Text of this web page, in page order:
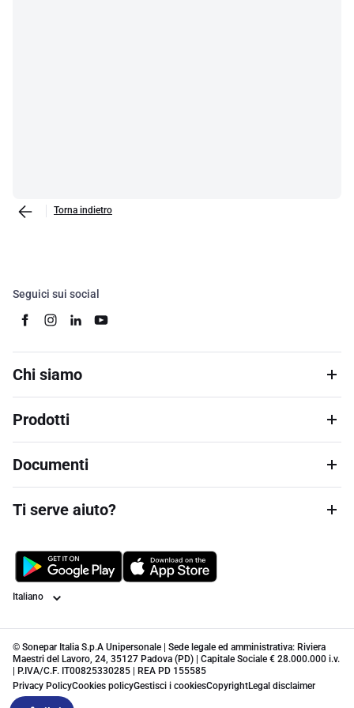
Torna indietro
Seguici sui social
Chi siamo
Prodotti
Documenti
Ti serve aiuto?
Lingua
© Sonepar Italia S.p.A Unipersonale | Sede legale ed amministrativa: Riviera
Maestri del Lavoro, 24, 35127 Padova (PD) | Capitale Sociale € 28.000.000 i.v.
| P.IVA/C.F. IT00825330285 | REA PD 155585
Privacy PolicyCookies policyGestisci i cookiesCopyrightLegal disclaimer